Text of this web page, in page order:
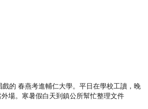
戲的 春燕考進輔仁大學。平日在學校工讀，晚
外場。寒暑假白天到鎮公所幫忙整理文件